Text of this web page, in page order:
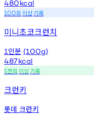
480kcal
100회 이상기록
미니초코크런치
1 인분 (100g)
487kcal
5천회 이상기록
크런키
롯데 크런키